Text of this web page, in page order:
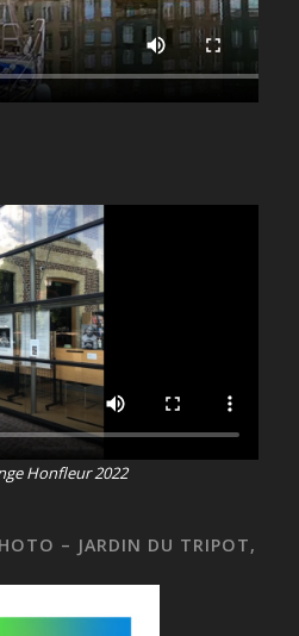
Honfleur 2022
– JARDIN DU TRIPOT,